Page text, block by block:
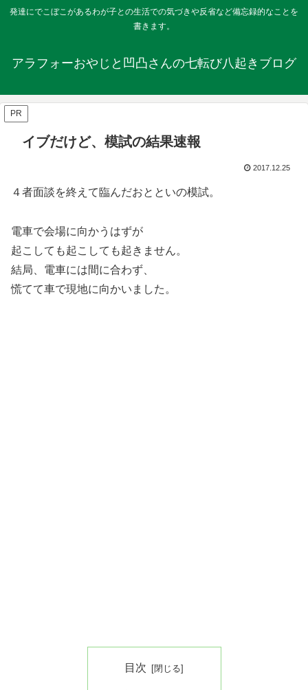
発達にでこぼこがあるわが子との生活での気づきや反省など備忘録的なことを
書きます。
アラフォーおやじと凹凸さんの七転び八起きブログ
PR
イブだけど、模試の結果速報
2017.12.25
４者面談を終えて臨んだおとといの模試。
電車で会場に向かうはずが
起こしても起こしても起きません。
結局、電車には間に合わず、
慌てて車で現地に向かいました。
目次